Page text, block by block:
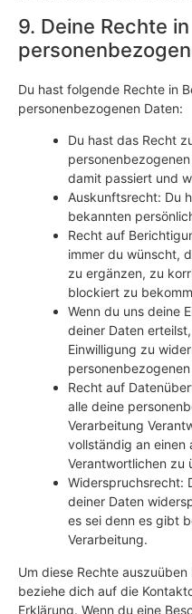
9. Deine Rechte
Du hast folgende Rechte in
personenbezogenen Daten:
Du hast das Recht
damit passiert und
Auskunftsrecht: Du
bekannten
Recht auf
immer du wünscht,
zu ergänzen, zu
blockiert zu
Wenn du uns deine
deiner Daten
Einwilligung zu
Recht auf
alle deine
Verarbeitung
vollständig an einen
Verantwortlichen zu
Widerspruchsrecht:
deiner Daten
es sei denn es gibt
Verarbeitung.
Um diese Rechte
beziehe dich auf die
Erklärung. Wenn du eine